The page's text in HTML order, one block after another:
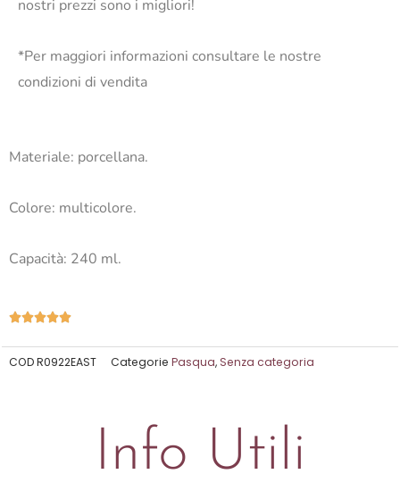
nostri prezzi sono i migliori!
*Per maggiori informazioni consultare le nostre
condizioni di vendita
Materiale: porcellana.
Colore: multicolore.
Capacità: 240 ml.
Valutazione
su
CODR0922EAST Categorie Pasqua,Senza categoria
Info Utili